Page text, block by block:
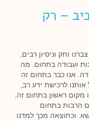
– רק
ותק וניסיון רבים,
ועבודה בתחום. מה
אנו כבר בתחום זה
לרכישת ידע רב,
מקום ראשון בתחום זה,
הרבות בתחום
וכתוצאה מכך למדנו